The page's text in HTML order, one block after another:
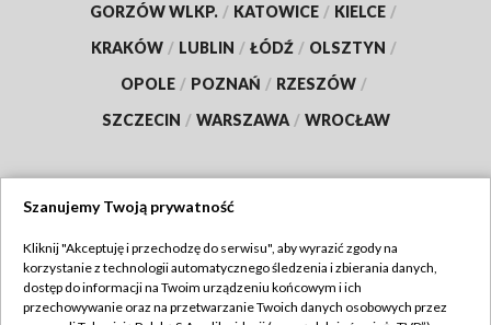
GORZÓW WLKP. / KATOWICE / KIELCE /
KRAKÓW / LUBLIN / ŁÓDŹ / OLSZTYN /
OPOLE / POZNAŃ / RZESZÓW /
SZCZECIN / WARSZAWA / WROCŁAW
TVP
Abonament TVP
Regulamin TVP
Szanujemy Twoją prywatność
Kliknij "Akceptuję i przechodzę do serwisu", aby wyrazić zgody na
korzystanie z technologii automatycznego śledzenia i zbierania danych,
dostęp do informacji na Twoim urządzeniu końcowym i ich
przechowywanie oraz na przetwarzanie Twoich danych osobowych przez